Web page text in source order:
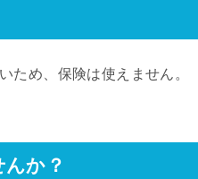
ため、保険は使えません。
か？